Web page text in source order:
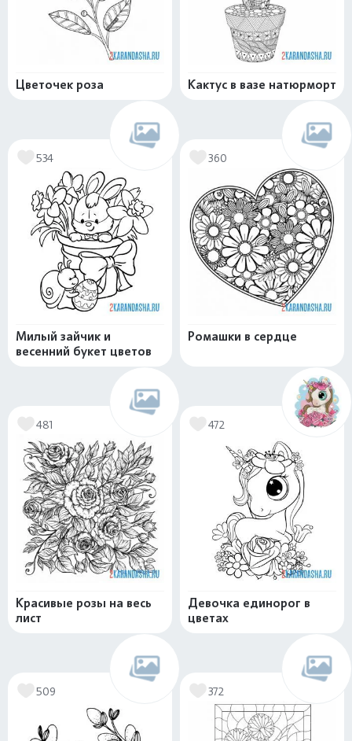
Цветочек роза Кактус в вазе натюрморт
534
Милый зайчик и
весенний букет цветов
360
Ромашки в сердце
481
Красивые розы на весь
лист
472
Девочка единорог в
цветах
509 372